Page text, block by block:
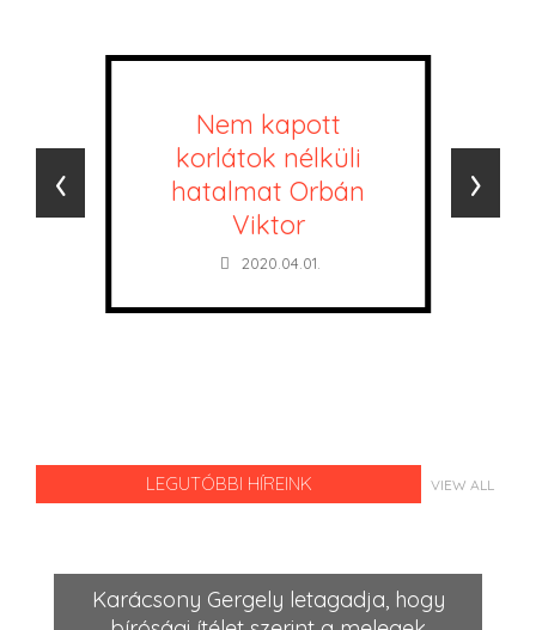
Nem kapott
korlátok nélküli
hatalmat Orbán
Viktor
2020.04.01.
‹ ›
LEGUTÓBBI HÍREINK VIEW ALL
Karácsony Gergely letagadja, hogy